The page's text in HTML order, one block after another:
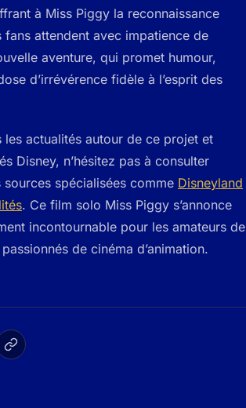
à Miss Piggy la reconnaissance
fans attendent avec impatience de
aventure, qui promet humour,
d’irrévérence fidèle à l’esprit des
les actualités autour de ce projet et
Disney, n’hésitez pas à consulter
sources spécialisées comme Disneyland
. Ce film solo Miss Piggy s’annonce
incontournable pour les amateurs de
de cinéma d’animation.